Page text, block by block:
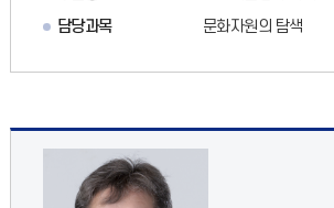
담당과목
문화자원의 탐색